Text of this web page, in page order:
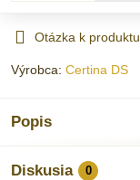
Otázka k produktu
Výrobca: Certina DS
Popis
Diskusia 0